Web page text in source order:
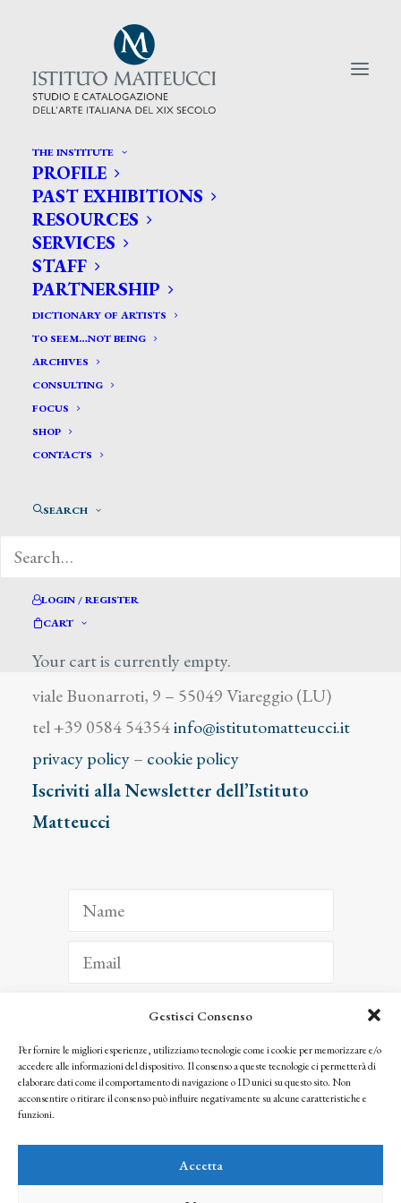
Gestisci Consenso
Per fornire le migliori esperienze, utilizziamo tecnologie come i cookie per memorizzare e/o
accedere alle informazioni del dispositivo. Il consenso a queste tecnologie ci permetterà di
elaborare dati come il comportamento di navigazione o ID unici su questo sito. Non
acconsentire o ritirare il consenso può influire negativamente su alcune caratteristiche e
funzioni.
Accetta
THE INSTITUTE
PROFILE
PAST EXHIBITIONS
RESOURCES
SERVICES
STAFF
PARTNERSHIP
DICTIONARY OF ARTISTS
TO SEEM…NOT BEING
ARCHIVES
CONSULTING
FOCUS
SHOP
CONTACTS
SEARCH
LOGIN / REGISTER
CART
Your cart is currently empty.
CERCA TRA GLI ARTISTI:
Search
for:
Lenci Marino
Istituto Matteucci
viale Buonarroti, 9 – 55049 Viareggio (LU)
tel +39 0584 54354info@istitutomatteucci.it
privacy policy– cookie policy
Iscriviti alla Newsletter dell’Istituto
Matteucci
ISCRIVITI
Facendo clic per iscriverti, riconosci che le tue informazioni saranno trattate
seguendo la nostra Privacy Policy
© 2025 Istituto Matteucci. All right reserved
l’autorizzazione scritta dei proprietari dei diritti e dell’Istituto Matteucci